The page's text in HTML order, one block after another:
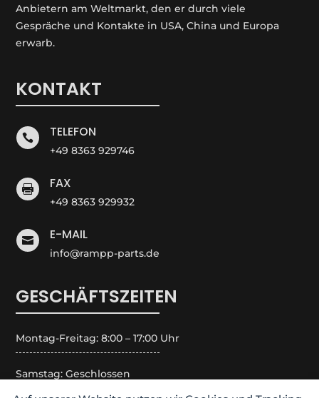
Anbietern am Weltmarkt, den er durch viele
Gespräche und Kontakte in USA, China und Europa
erwarb.
KONTAKT
 TELEFON
+49 8363 929746
 FAX
+49 8363 929932
 E-MAIL
info@rampp-parts.de
GESCHÄFTSZEITEN
Montag-Freitag: 8:00 – 17:00 Uhr
Samstag: Geschlossen